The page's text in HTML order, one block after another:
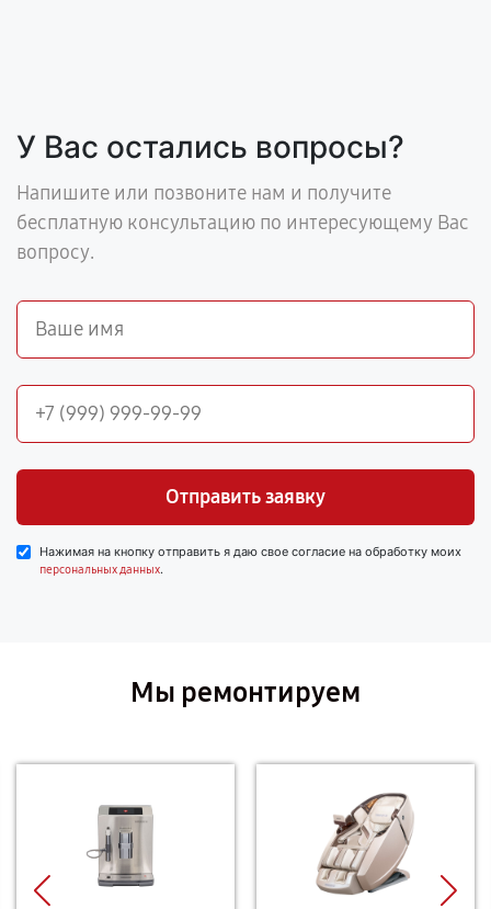
У Вас остались вопросы?
Напишите или позвоните нам и получите
бесплатную консультацию по интересующему Вас
вопросу.
Отправить заявку
Нажимая на кнопку отправить я даю свое согласие на обработку моих
персональных данных.
Мы ремонтируем